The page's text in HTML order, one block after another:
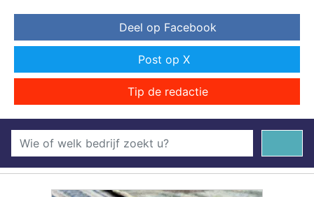
Deel op Facebook
Post op X
Tip de redactie